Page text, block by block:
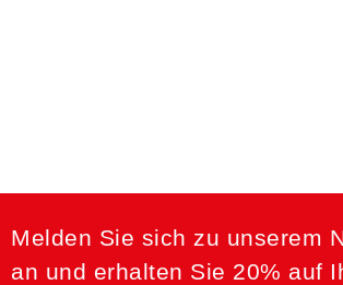
Melden Sie sich zu unserem
an und erhalten Sie 20% auf